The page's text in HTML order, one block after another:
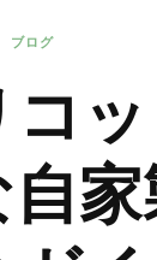
ブログ
コ
自